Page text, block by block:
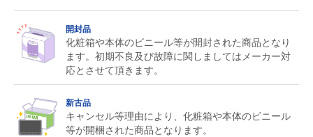
開封品
化粧箱や本体のビニール等が開封された商品となり
ます。初期不良及び故障に関しましてはメーカー対
応とさせて頂きます。
新古品
キャンセル等理由により、化粧箱や本体のビニール
等が開梱された商品となります。